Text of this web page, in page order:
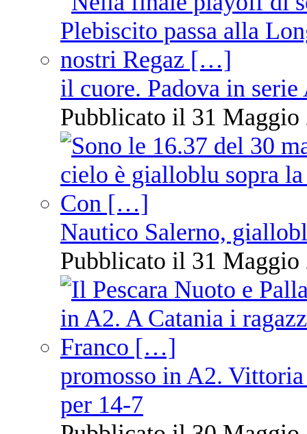
il cuore. Padova in serie
Pubblicato il 31 Maggio
Nautico Salerno,
Pubblicato il 31 Maggio
promosso in A2.
per 14-7